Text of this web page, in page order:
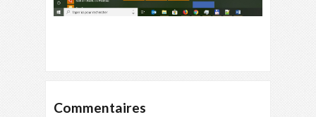
Commentaires